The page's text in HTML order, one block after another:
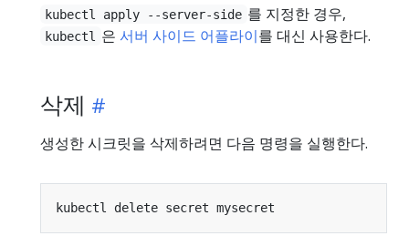
kubectl apply --server-side 를 지정한 경우,
kubectl 은 서버 사이드 어플라이를 대신 사용한다.
삭제
생성한 시크릿을 삭제하려면 다음 명령을 실행한다.